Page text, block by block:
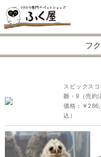
フ
スピックス
雛・9（売約
価格：￥
込）